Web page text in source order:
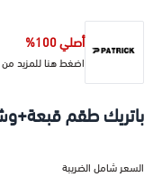
أصلي 100%
اضغط هنا للمزيد من
باتريك طقم
السعر شامل الضريبة